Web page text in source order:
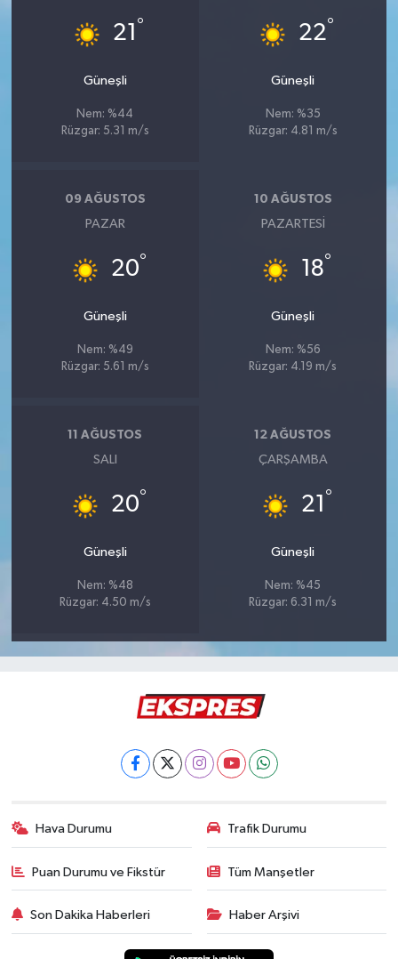
21 °
Güneşli
Nem: %44
Rüzgar: 5.31 m/s
22°
Güneşli
Nem: %35
Rüzgar: 4.81 m/s
09 AĞUSTOS
PAZAR
20°
Güneşli
Nem: %49
Rüzgar: 5.61 m/s
10 AĞUSTOS
PAZARTESI
18°
Güneşli
Nem: %56
Rüzgar: 4.19 m/s
11 AĞUSTOS
SALI
20°
Güneşli
Nem: %48
Rüzgar: 4.50 m/s
12 AĞUSTOS
ÇARŞAMBA
21 °
Güneşli
Nem: %45
Rüzgar: 6.31 m/s
Hava Durumu Trafik Durumu
Puan Durumu ve Fikstür Tüm Manşetler
Son Dakika Haberleri Haber Arşivi
Otomobil
Pazarlar
Politika
Sağlık
Simav
Spor
Yemek Tarifleri